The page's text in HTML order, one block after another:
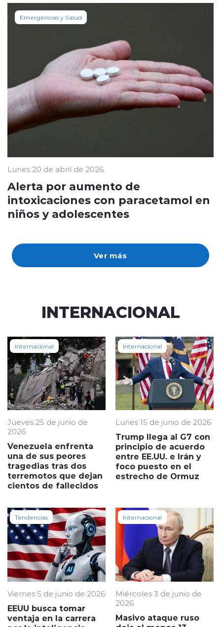
Ver más
Emergencias y Salud
Lunes 20 de abril de 2026
Alerta por aumento de
intoxicaciones con paracetamol en
niños y adolescentes
INTERNACIONAL
Internacional
Jueves 25 de junio de
2026
Venezuela enfrenta
una de sus peores
tragedias tras dos
terremotos que dejan
cientos de fallecidos
Internacional
Lunes 15 de junio de 2026
Trump llega al G7 con
principio de acuerdo
entre EE.UU. e Irán y
foco puesto en el
estrecho de Ormuz
Tendencias
Viernes 5 de junio de 2026
EEUU busca tomar
ventaja en la carrera
Internacional
Miércoles 3 de junio de
2026
Masivo ataque ruso